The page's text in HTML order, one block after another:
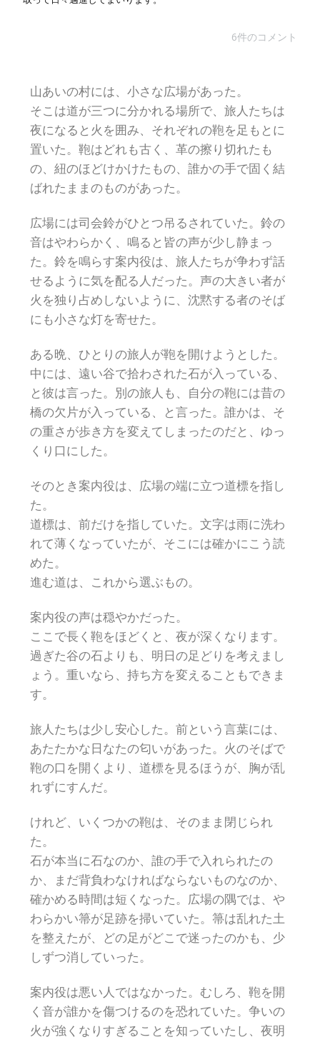
6件のコメント
山あいの村には、小さな広場があった。
そこは道が三つに分かれる場所で、旅人たちは
夜になると火を囲み、それぞれの鞄を足もとに
置いた。鞄はどれも古く、革の擦り切れたも
の、紐のほどけかけたもの、誰かの手で固く結
ばれたままのものがあった。
広場には司会鈴がひとつ吊るされていた。鈴の
音はやわらかく、鳴ると皆の声が少し静まっ
た。鈴を鳴らす案内役は、旅人たちが争わず話
せるように気を配る人だった。声の大きい者が
火を独り占めしないように、沈黙する者のそば
にも小さな灯を寄せた。
ある晩、ひとりの旅人が鞄を開けようとした。
中には、遠い谷で拾わされた石が入っている、
と彼は言った。別の旅人も、自分の鞄には昔の
橋の欠片が入っている、と言った。誰かは、そ
の重さが歩き方を変えてしまったのだと、ゆっ
くり口にした。
そのとき案内役は、広場の端に立つ道標を指し
た。
道標は、前だけを指していた。文字は雨に洗わ
れて薄くなっていたが、そこには確かにこう読
めた。
進む道は、これから選ぶもの。
案内役の声は穏やかだった。
ここで長く鞄をほどくと、夜が深くなります。
過ぎた谷の石よりも、明日の足どりを考えまし
ょう。重いなら、持ち方を変えることもできま
す。
旅人たちは少し安心した。前という言葉には、
あたたかな日なたの匂いがあった。火のそばで
鞄の口を開くより、道標を見るほうが、胸が乱
れずにすんだ。
けれど、いくつかの鞄は、そのまま閉じられ
た。
石が本当に石なのか、誰の手で入れられたの
か、まだ背負わなければならないものなのか、
確かめる時間は短くなった。広場の隅では、や
わらかい箒が足跡を掃いていた。箒は乱れた土
を整えたが、どの足がどこで迷ったのかも、少
しずつ消していった。
案内役は悪い人ではなかった。むしろ、鞄を開
く音が誰かを傷つけるのを恐れていた。争いの
火が強くなりすぎることを知っていたし、夜明